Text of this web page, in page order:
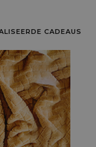
CADEAUS